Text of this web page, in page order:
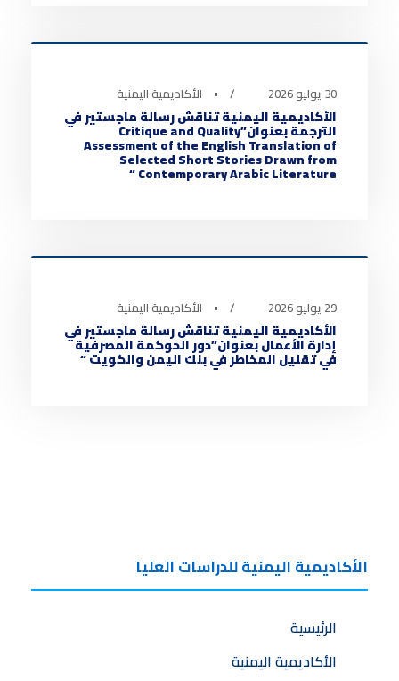
30 يوليو 2026 • الأكاديمية اليمنية
الأكاديمية اليمنية تناقش رسالة ماجستير في
الترجمة بعنوان”Critique and Quality
Assessment of the English Translation of
Selected Short Stories Drawn from
Contemporary Arabic Literature “
29 يوليو 2026 • الأكاديمية اليمنية
الأكاديمية اليمنية تناقش رسالة ماجستير في
إدارة الأعمال بعنوان”دور الحوكمة المصرفية
في تقليل المخاطر في بنك اليمن والكويت “
الأكاديمية اليمنية للدراسات العليا
الرئيسية
الأكاديمية اليمنية